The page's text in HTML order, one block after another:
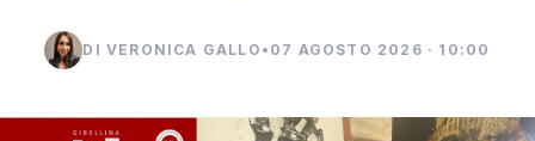
DI VERONICA GALLO • 07 AGOSTO 2026 · 10:00